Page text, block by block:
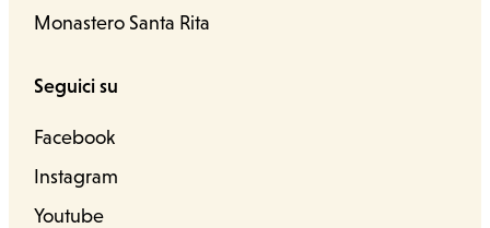
Monastero Santa Rita
Seguici su
Facebook
Instagram
Youtube